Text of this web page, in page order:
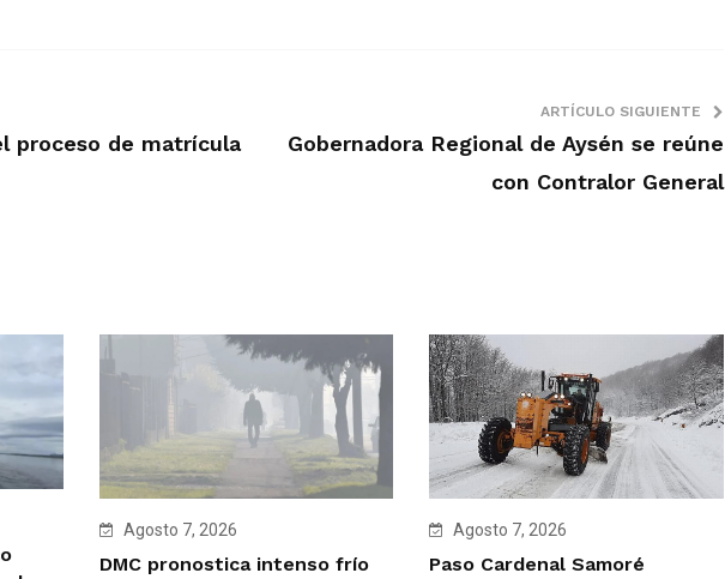
proceso de matrícula
ARTÍCULO SIGUIENTE
Gobernadora Regional de Aysén se reúne
con Contralor General
Agosto 7, 2026
DMC pronostica intenso frío
Agosto 7, 2026
Paso Cardenal Samoré